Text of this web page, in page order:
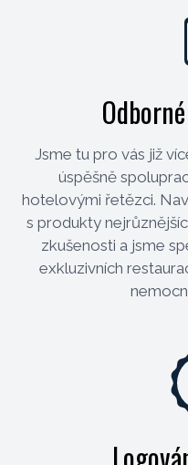
Jsme tu pro vás již
úspěšně
hotelovými řetězci.
s produkty
zkušenosti a jsme
exkluzivních